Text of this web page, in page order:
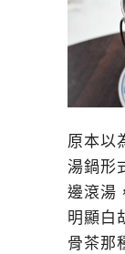
原本以
湯鍋形
邊滾湯
明顯白
骨茶那